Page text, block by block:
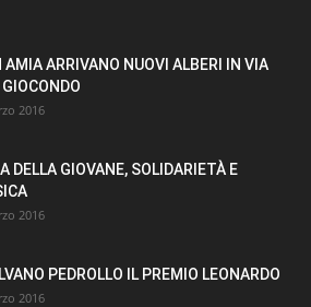
AMIA ARRIVANO NUOVI ALBERI IN VIA
GIOCONDO
2016
DELLA GIOVANE, SOLIDARIETÀ E
2016
PEDROLLO IL PREMIO LEONARDO
2016